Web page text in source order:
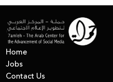
Home
Jobs
Contact Us